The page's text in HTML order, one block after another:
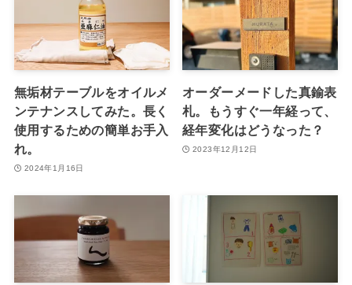
無垢材テーブルをオイルメ
ンテナンスしてみた。長く
使用するための簡単お手入
れ。
2024年1月16日
オーダーメードした真鍮表
札。もうすぐ一年経って、
経年変化はどうなった？
2023年12月12日